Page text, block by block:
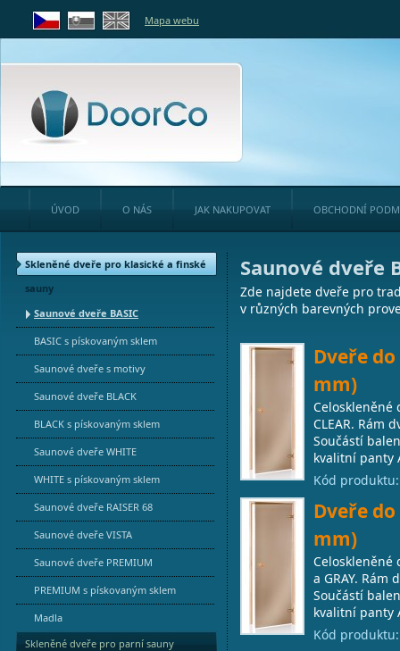
Mapa webu
ÚVOD O NÁS JAK NAKUPOVAT OBCHODNÍ
Skleněné dveře pro klasické a finské
sauny
Saunové dveře BASIC
BASIC s pískovaným sklem
Saunové dveře s motivy
Saunové dveře BLACK
BLACK s pískovaným sklem
Saunové dveře WHITE
WHITE s pískovaným sklem
Saunové dveře RAISER 68
Saunové dveře VISTA
Saunové dveře PREMIUM
PREMIUM s pískovaným sklem
Madla
Skleněné dveře pro parní sauny
Saunové dveře
Zde najdete dveře pro
v různých barevných
Dveře do
mm)
Celoskleněné
CLEAR. Rám
Součástí
kvalitní panty
Kód
Dveře do
mm)
Celoskleněné
a GRAY.
Součástí
kvalitní panty
Kód